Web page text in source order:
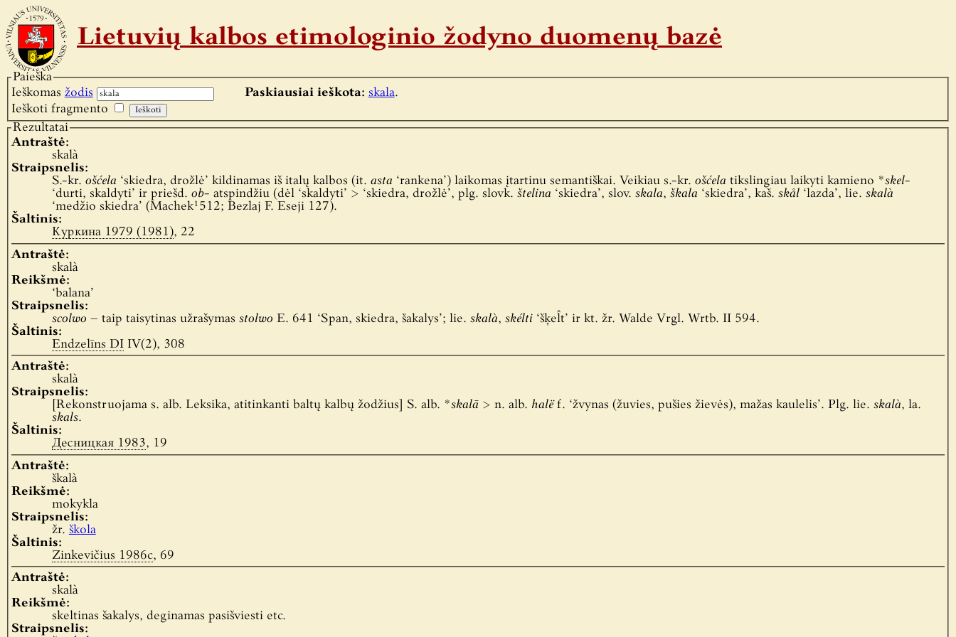
Lietuvių kalbos etimologinio žodyno duomenų bazė
Paieška
Ieškomas žodis
Ieškoti fragmento
Paskiausiai ieškota: skala.
Rezultatai
Antraštė:
skalà
Straipsnelis:
S.-kr. ošćela ‘skiedra, drožlė’ kildinamas iš italų kalbos (it. asta ‘rankena’) laikomas įtartinu semantiškai. Veikiau s.-kr. ošćela tikslingiau laikyti kamieno *skel-
‘durti, skaldyti’ ir priešd. ob- atspindžiu (dėl ‘skaldyti’ > ‘skiedra, drožlė’, plg. slovk. štelina ‘skiedra’, slov. skala, škala ‘skiedra’, kaš. skål‘lazda’, lie. skalà
‘medžio skiedra’ (Machek¹512; Bezlaj F. Eseji 127).
Šaltinis:
Куркина 1979 (1981), 22
Antraštė:
skalà
Reikšmė:
‘balana’
Straipsnelis:
scolwo – taip taisytinas užrašymas stolwo E. 641 ‘Span, skiedra, šakalys’; lie. skalà, skélti‘šķel̂t’ ir kt. žr. Walde Vrgl. Wrtb. II 594.
Šaltinis:
Endzelīns DIIV(2), 308
Antraštė:
skalà
Straipsnelis:
[Rekonstruojama s. alb. Leksika, atitinkanti baltų kalbų žodžius] S. alb. *skalā> n. alb. halëf. ‘žvynas (žuvies, pušies žievės), mažas kaulelis’. Plg. lie. skalà, la.
skals.
Šaltinis:
Десницкая 1983, 19
Antraštė:
škalà
Reikšmė:
mokykla
Straipsnelis:
žr. škola
Šaltinis:
Zinkevičius 1986c, 69
Antraštė:
skalà
Reikšmė:
skeltinas šakalys, deginamas pasišviesti etc.
Straipsnelis: